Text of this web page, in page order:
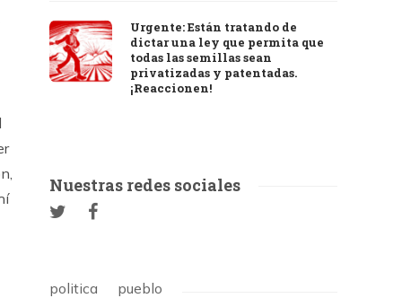
Urgente: Están tratando de
dictar una ley que permita que
todas las semillas sean
privatizadas y patentadas.
¡Reaccionen!
Nuestras redes sociales
politica pueblo